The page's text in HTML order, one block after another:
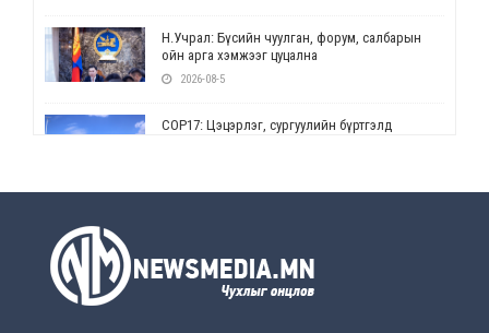
Н.Учрал: Бүсийн чуулган, форум, салбарын
ойн арга хэмжээг цуцална
2026-08-5
СОР17: Цэцэрлэг, сургуулийн бүртгэлд
2026-08-5